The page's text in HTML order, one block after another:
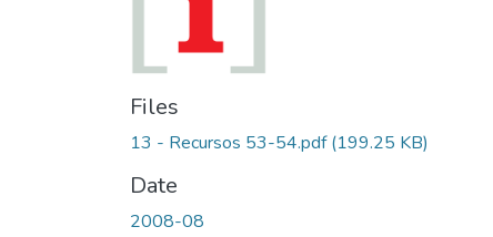
Files
13 - Recursos 53-54.pdf(199.25 KB)
Date
2008-08